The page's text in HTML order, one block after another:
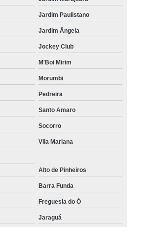
de barba Brás
preço Brooklin
valor Pacaembu
no cabelo São Miguel Paulista
capilar valor São Caetano do Sul
capilar Jardins
Mairiporã
preço República
valor Engenheiro Goulart
capilar Cidade Dutra
de barba Ponte Rasa
valor Vila Curuçá
Jardim Paulistano
Jardim Ângela
Jockey Club
M'Boi Mirim
Morumbi
Pedreira
Santo Amaro
Socorro
Vila Mariana
Alto de Pinheiros
Barra Funda
Freguesia do Ó
Jaraguá